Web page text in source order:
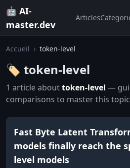
🤖 AI-
master.dev
Articles
Accueil › token-level
🏷️ token-level
1 article abouttoken-level —
comparisons to master this
Fast Byte Latent
models finally reach the
level models